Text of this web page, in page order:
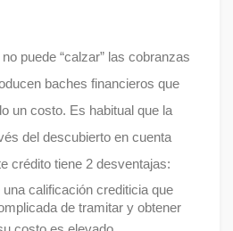
puede “calzar” las cobranzas
baches financieros que
un costo. Es habitual que la
del descubierto en cuenta
crédito tiene 2 desventajas:
una calificación crediticia que
de tramitar y obtener